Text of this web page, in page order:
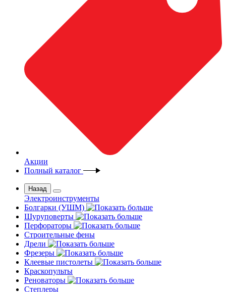
Акции
Полный каталог
Назад
Электроинструменты
Болгарки (УШМ)
Шуруповерты
Перфораторы
Строительные фены
Дрели
Фрезеры
Клеевые пистолеты
Краскопульты
Реноваторы
Степлеры